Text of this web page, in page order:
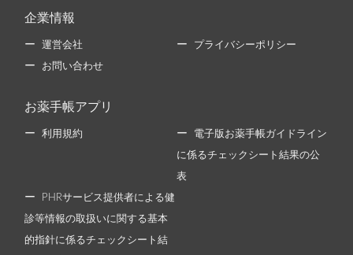
企業情報
運営会社 プライバシーポリシー
お問い合わせ
お薬手帳アプリ
利用規約 電子版お薬手帳ガイドライン
に係るチェックシート結果の公
表
PHRサービス提供者による健
診等情報の取扱いに関する基本
的指針に係るチェックシート結